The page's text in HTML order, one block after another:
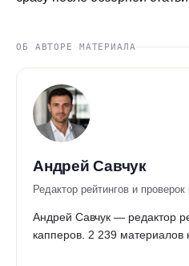
ОБ АВТОРЕ МАТЕРИАЛА
Андрей Савчук
Редактор рейтингов и проверок
Андрей Савчук — редактор
капперов. 2 239 материалов